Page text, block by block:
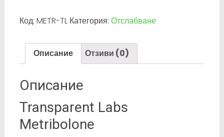
(Methyltrienolone)
60
табл.
750
мкг.
Код: METR-TL Категория: Отслабване
Описание Отзиви (0)
Описание
Transparent Labs
Metribolone